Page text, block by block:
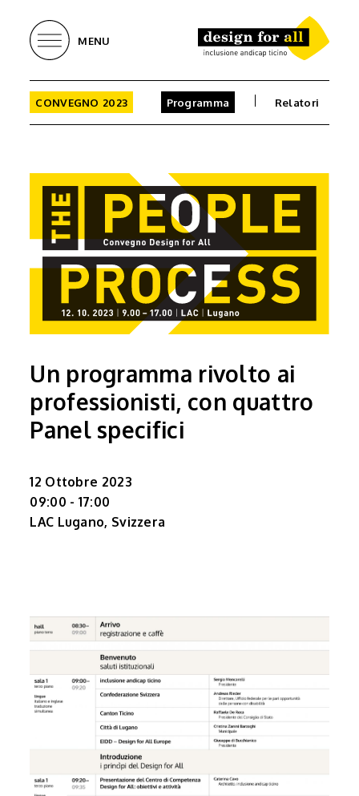
MENU
CONVEGNO 2023 Programma Relatori
Un programma rivolto ai
professionisti, con quattro
Panel specifici
12 Ottobre 2023
09:00 - 17:00
LAC Lugano, Svizzera